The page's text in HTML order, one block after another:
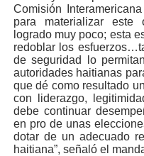
Comisión
para materializar este
logrado muy poco; esta
redoblar los
de seguridad lo
autoridades haitianas
que dé como resultado
con liderazgo,
debe continuar
en pro de unas
dotar de un adecuado
haitiana”, señaló el